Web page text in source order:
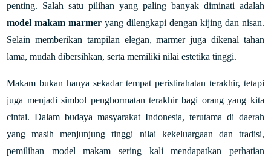
penting. Salah satu pilihan yang paling banyak diminati adalah
model makam marmer yang dilengkapi dengan kijing dan nisan.
Selain memberikan tampilan elegan, marmer juga dikenal tahan
lama, mudah dibersihkan, serta memiliki nilai estetika tinggi.
Makam bukan hanya sekadar tempat peristirahatan terakhir, tetapi
juga menjadi simbol penghormatan terakhir bagi orang yang kita
cintai. Dalam budaya masyarakat Indonesia, terutama di daerah
yang masih menjunjung tinggi nilai kekeluargaan dan tradisi,
pemilihan model makam sering kali mendapatkan perhatian